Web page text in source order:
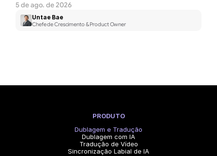
5 de ago. de 2026
Untae Bae
Chefe de Crescimento & Product Owner
PRODUTO
Dublagem e Tradução
Dublagem com IA
Tradução de Vídeo
Sincronização Labial de IA